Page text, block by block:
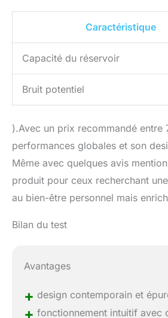
Caractéristique
Capacité du réservoir
Bruit potentiel
).Avec un prix recommandé entre
performances globales et son
Même avec quelques avis
produit pour ceux recherchant
au bien-être personnel mais
Bilan du test
Avantages
+ design contemporain et
+ fonctionnement intuitif avec